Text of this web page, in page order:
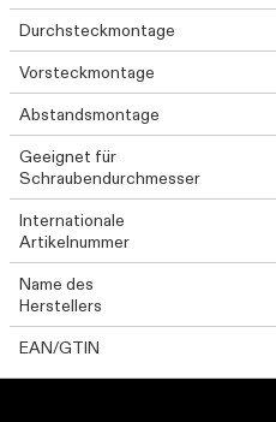
Durchsteckmontage
Vorsteckmontage
Abstandsmontage
Geeignet für
Schraubendurchmesser
Internationale
Artikelnummer
Name des
Herstellers
EAN/GTIN